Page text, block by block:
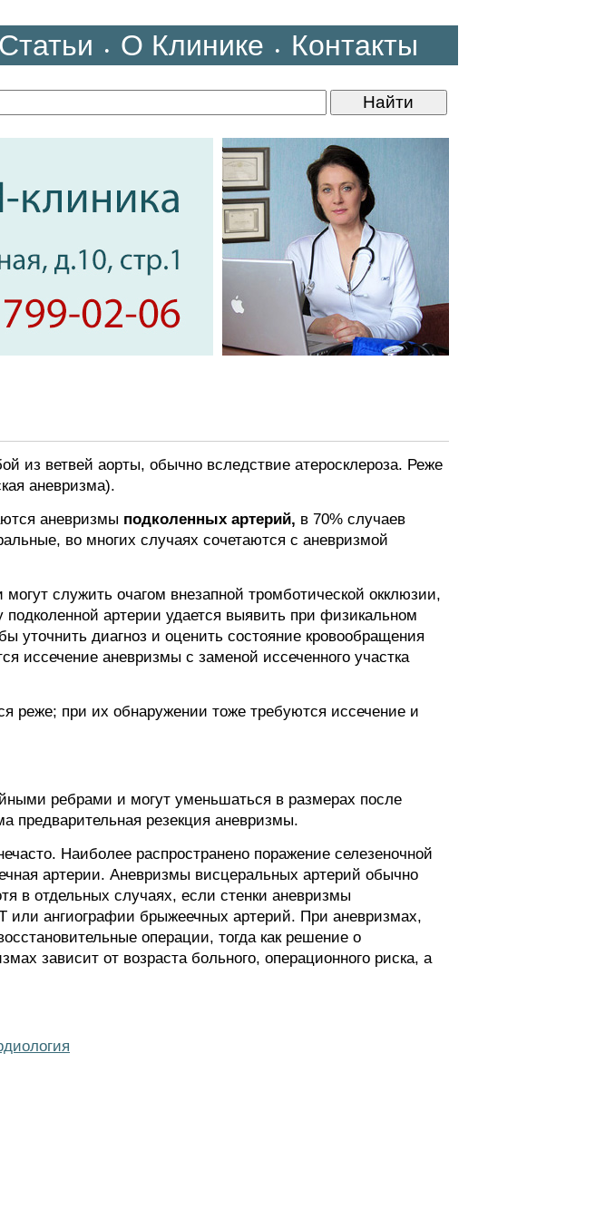
Статьи • О Клинике • Контакты
из ветвей аорты, обычно вследствие атеросклероза. Реже
аневризма).
аневризмы подколенных артерий, в 70% случаев
во многих случаях сочетаются с аневризмой
служить очагом внезапной тромботической окклюзии,
артерии удается выявить при физикальном
диагноз и оценить состояние кровообращения
иссечение аневризмы с заменой иссеченного участка
реже; при их обнаружении тоже требуются иссечение и
ребрами и могут уменьшаться в размерах после
предварительная резекция аневризмы.
Наиболее распространено поражение селезеночной
артерии. Аневризмы висцеральных артерий обычно
в отдельных случаях, если стенки аневризмы
или ангиографии брыжеечных артерий. При аневризмах,
операции, тогда как решение о
зависит от возраста больного, операционного риска, а